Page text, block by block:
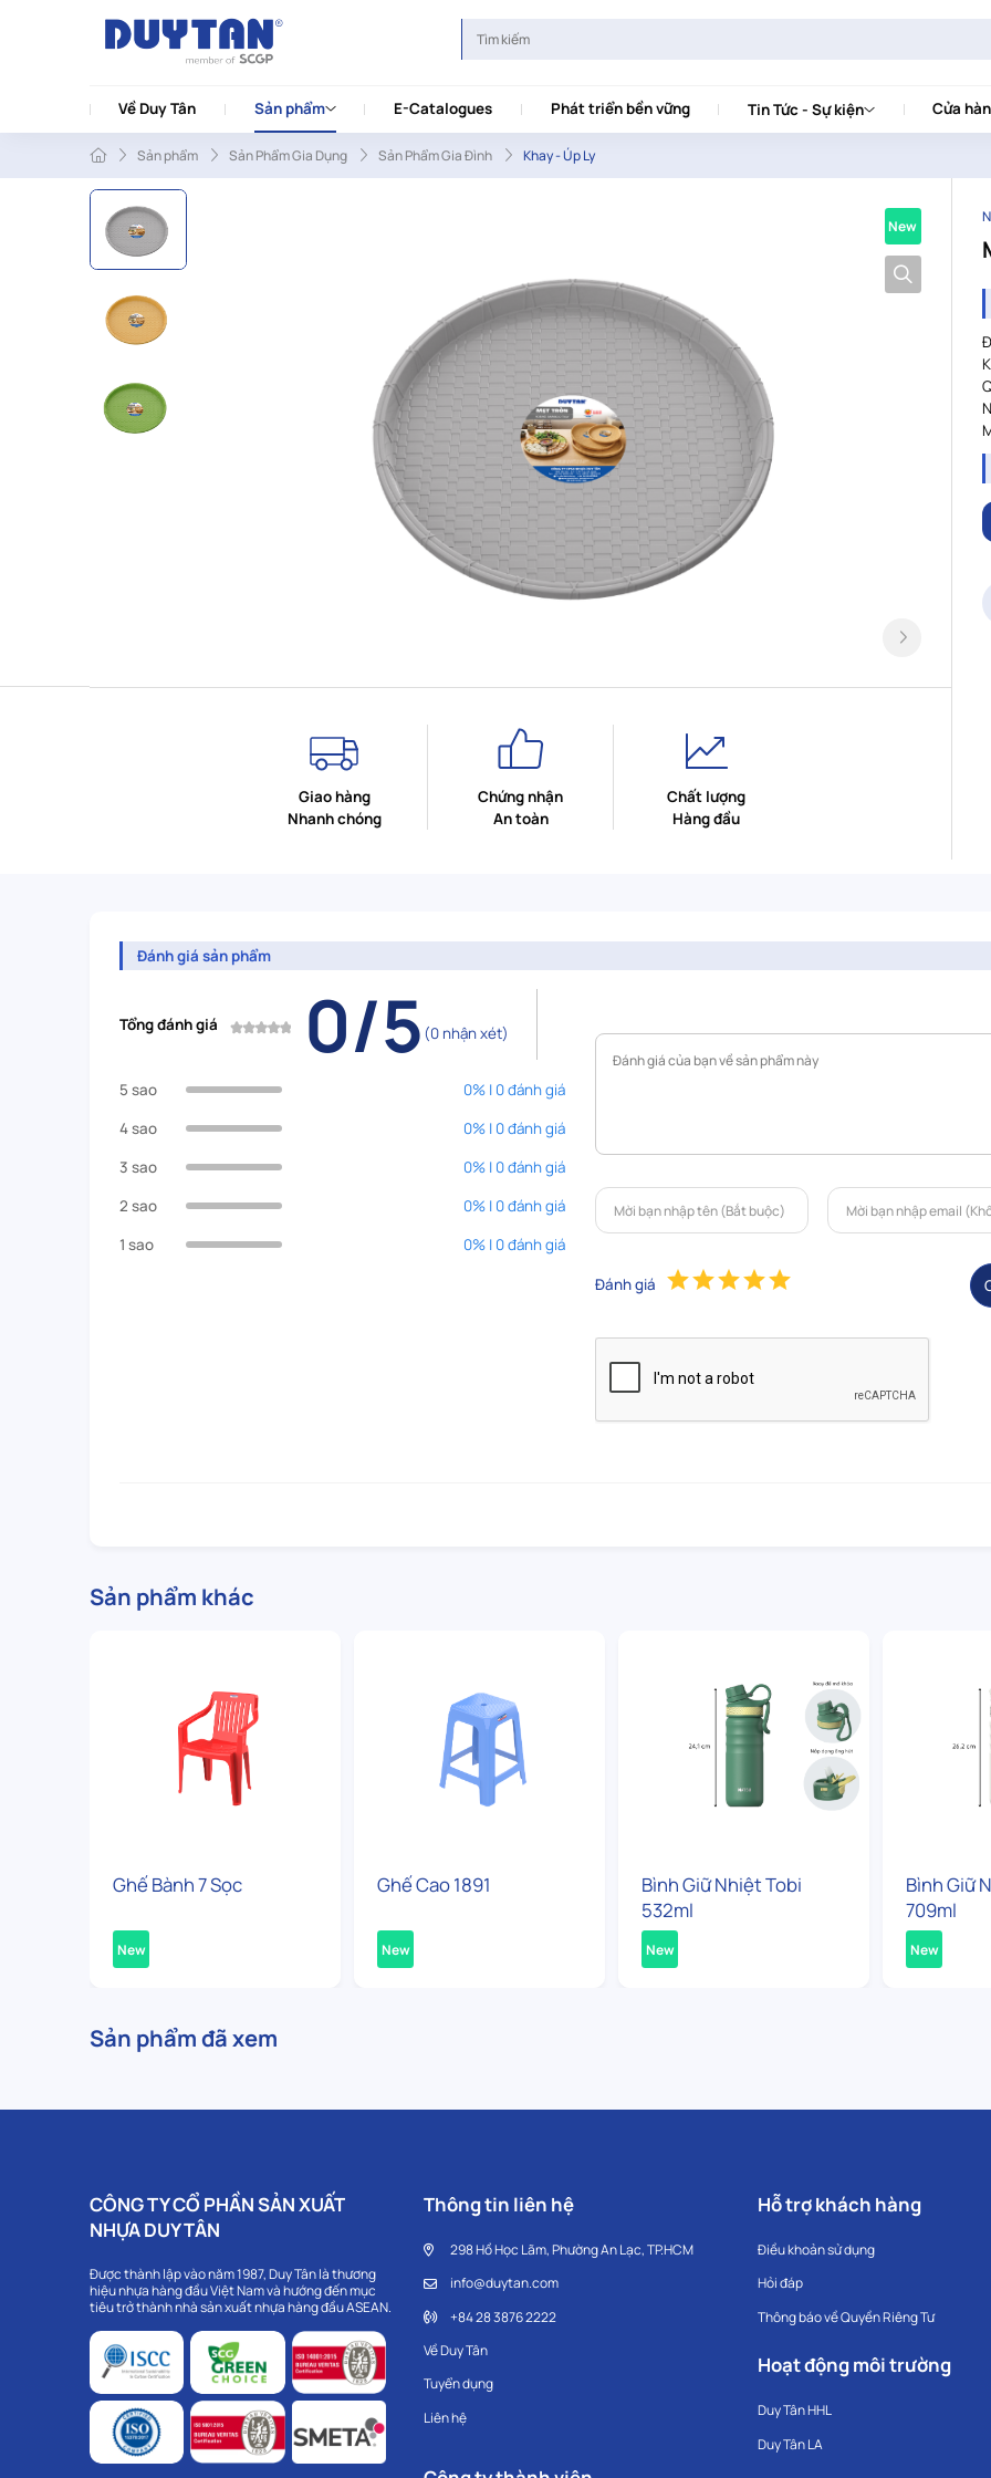
Về Duy Tân Sản phẩm E-Catalogues Phát triển bền vững Tin Tức - Sự kiện Cửa
Sản phẩm Sản Phẩm Gia Dụng Sản Phẩm Gia Đình Khay - Úp Ly
New
Giao hàng
Nhanh chóng
Chứng nhận
An toàn
Chất lượng
Hàng đầu
Đánh giá sản phẩm
Tổng đánh giá 0/5 (0 nhận xét)
5 sao
0% | 0 đánh giá
4 sao
0% | 0 đánh giá
3 sao
0% | 0 đánh giá
2 sao
0% | 0 đánh giá
1 sao
0% | 0 đánh giá
Đánh giá
Sản phẩm khác
Ghế Bành 7 Sọc
New
Ghế Cao 1891
New
Bình Giữ Nhiệt Tobi
532ml
New
Bình Giữ
709ml
New
Sản phẩm đã xem
CÔNG TY CỔ PHẦN SẢN XUẤT
NHỰA DUY TÂN
Được thành lập vào năm 1987, Duy Tân là thương
hiệu nhựa hàng đầu Việt Nam và hướng đến mục
tiêu trở thành nhà sản xuất nhựa hàng đầu ASEAN.
Thông tin liên hệ
298 Hồ Học Lãm, Phường An Lạc, TP.HCM
info@duytan.com
+84 28 3876 2222
Về Duy Tân
Tuyển dụng
Liên hệ
Hỗ trợ khách hàng
Điều khoản sử dụng
Hỏi đáp
Thông báo về Quyền Riêng Tư
Hoạt động môi trường
Duy Tân HHL
Duy Tân LA